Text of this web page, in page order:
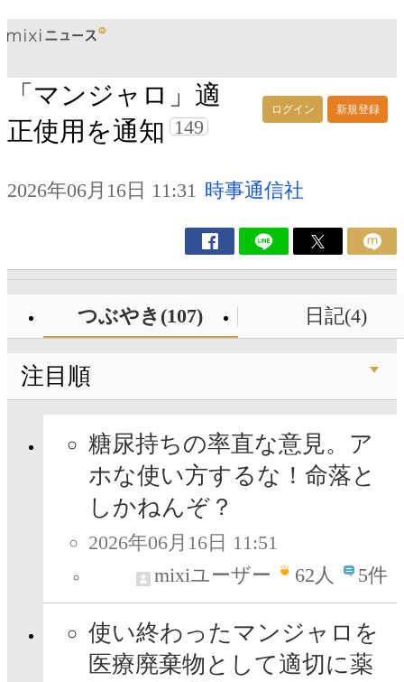
ログイン 新規登録
「マンジャロ」適
正使用を通知 149
2026年06月16日 11:31 時事通信社
つぶやき(107) 日記(4)
注目順
糖尿持ちの率直な意見。ア
ホな使い方するな！命落と
しかねんぞ？
2026年06月16日 11:51
mixiユーザー
62人 5件
使い終わったマンジャロを
医療廃棄物として適切に薬